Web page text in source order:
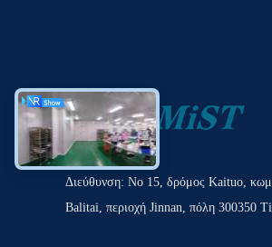
Διεύθυνση: Νο 15, δρόμος Kaituo,
Balitai, περιοχή Jinnan, πόλη 300350